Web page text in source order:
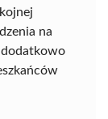
na